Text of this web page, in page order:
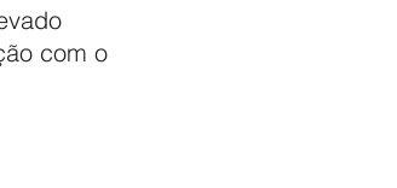
com o